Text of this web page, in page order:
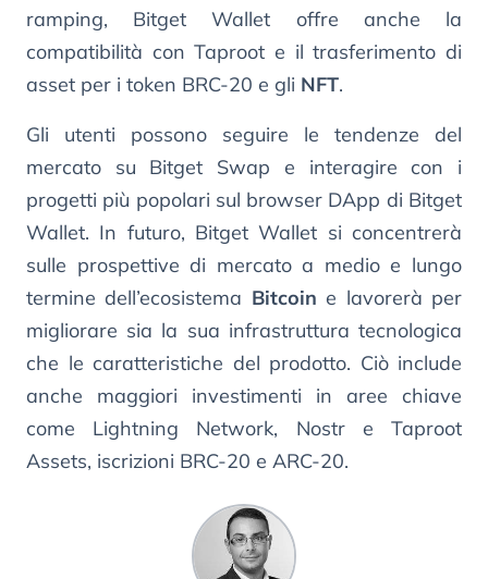
ramping, Bitget Wallet offre anche la
compatibilità con Taproot e il trasferimento di
asset per i token BRC-20 e gli NFT.
Gli utenti possono seguire le tendenze del
mercato su Bitget Swap e interagire con i
progetti più popolari sul browser DApp di Bitget
Wallet. In futuro, Bitget Wallet si concentrerà
sulle prospettive di mercato a medio e lungo
termine dell’ecosistema Bitcoine lavorerà per
migliorare sia la sua infrastruttura tecnologica
che le caratteristiche del prodotto. Ciò include
anche maggiori investimenti in aree chiave
come Lightning Network, Nostr e Taproot
Assets, iscrizioni BRC-20 e ARC-20.